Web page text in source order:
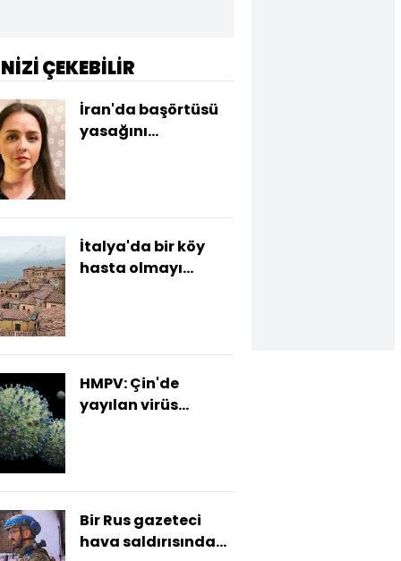
ÇEKEBİLİR
İran'da başörtüsü
yasağını
İtalya'da bir köy
hasta olmayı
HMPV: Çin'de
yayılan virüs
Bir Rus gazeteci
hava saldırısında